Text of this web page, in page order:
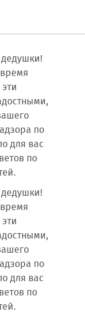
по
для вас
по
по
для вас
по